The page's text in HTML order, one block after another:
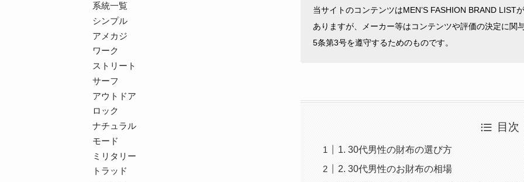
当サイトのコンテンツはMEN’S FASHION BRAND LIST
ありますが、メーカー等はコンテンツや評価の決定に関
5条第3号を遵守するためのものです。
目次
1. 30代男性の財布の選び方
2. 30代男性のお財布の相場
系統一覧
シンプル
アメカジ
ワーク
ストリート
サーフ
アウトドア
ロック
ナチュラル
モード
ミリタリー
トラッド